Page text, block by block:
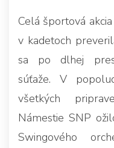
Celá športová
v kadetoch
sa po dlhej
súťaže. V
všetkých
Námestie SNP
Swingového